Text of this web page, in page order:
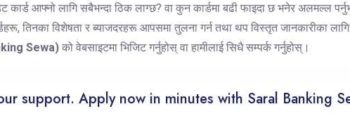
आफ्नो लागि सबैभन्दा ठिक लाग्छ? वा कुन कार्डमा बढी फाइदा छ भनेर अलमल्ल
तिनका विशेषता र ब्याजदरहरू आपसमा तुलना गर्न तथा थप विस्तृत जानकारीका
Sewa)को वेबसाइटमा भिजिट गर्नुहोस् वा हामीलाई सिधै सम्पर्क गर्नुहोस्।
support. Apply now in minutes with Saral Banking